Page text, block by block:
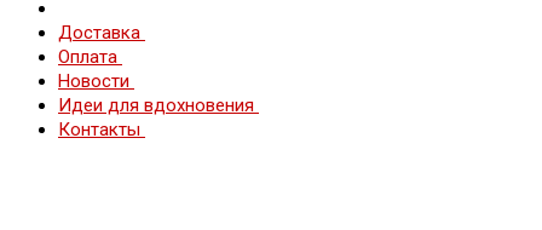
Доставка
Оплата
Новости
Идеи для вдохновения
Контакты